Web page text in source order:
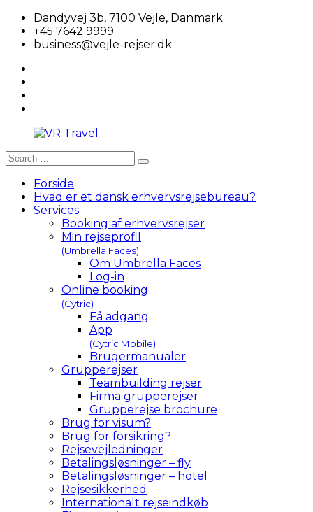
Skip
content
Dandyvej 3b, 7100 Vejle, Danmark
+45 7642 9999
business@vejle-rejser.dk
VR
Travel
Search
for:
Search
Forside
Hvad er et dansk erhvervsrejsebureau?
Services
Booking af erhvervsrejser
Min rejseprofil
(Umbrella Faces)
Om Umbrella Faces
Log-in
Online booking
(Cytric)
Få adgang
App
(Cytric Mobile)
Brugermanualer
Grupperejser
Teambuilding rejser
Firma grupperejser
Grupperejse brochure
Brug for visum?
Brug for forsikring?
Rejsevejledninger
Betalingsløsninger – fly
Betalingsløsninger – hotel
Rejsesikkerhed
Internationalt rejseindkøb